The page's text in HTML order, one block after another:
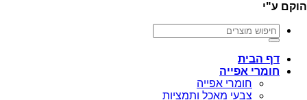
הוקם ע"י
חיפוש
עבור:
דף הבית
חומרי אפייה
חומרי אפייה
צבעי מאכל ותמציות